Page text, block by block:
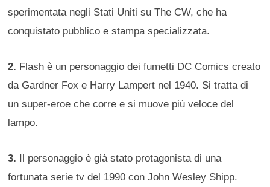
sperimentata negli Stati Uniti su The CW, che ha
conquistato pubblico e stampa specializzata.
2. Flash è un personaggio dei fumetti DC Comics creato
da Gardner Fox e Harry Lampert nel 1940. Si tratta di
un super-eroe che corre e si muove più veloce del
lampo.
3. Il personaggio è già stato protagonista di una
fortunata serie tv del 1990 con John Wesley Shipp.